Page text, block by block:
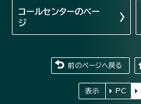
コールセンターのペー
ジ
前のページへ戻る
表示 PC